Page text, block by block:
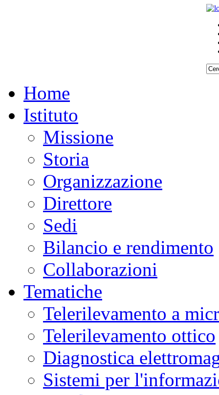
Home
Istituto
Missione
Storia
Organizzazione
Direttore
Sedi
Bilancio e rendimento
Collaborazioni
Tematiche
Telerilevamento a
Telerilevamento ottico
Diagnostica
Sistemi per